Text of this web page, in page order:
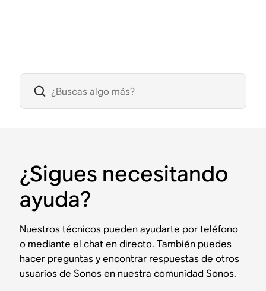
¿Sigues necesitando
ayuda?
Nuestros técnicos pueden ayudarte por teléfono
o mediante el chat en directo. También puedes
hacer preguntas y encontrar respuestas de otros
usuarios de Sonos en nuestra comunidad Sonos.